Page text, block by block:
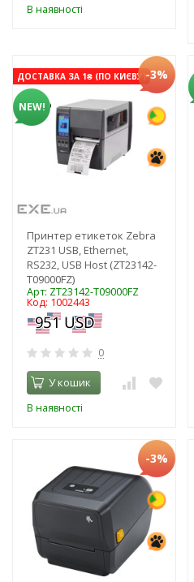
В наявності
ДОСТАВКА ЗА 1₴ (ПО КИЄВУ)
NEW!
-3%
Принтер етикеток Zebra
ZT231 USB, Ethernet,
RS232, USB Host (ZT23142-
T09000FZ)
Арт: ZT23142-T09000FZ
Код: 1002443
0
У кошик
В наявності
-3%